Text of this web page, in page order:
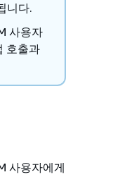
니다.
사용자
호출과
사용자에게